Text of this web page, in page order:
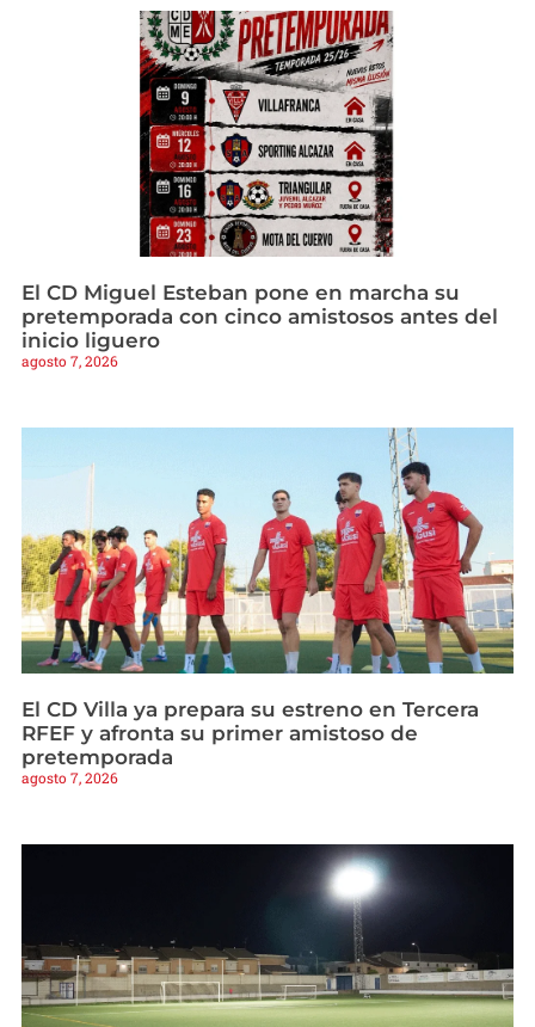
El CD Miguel Esteban pone en marcha su
pretemporada con cinco amistosos antes del
inicio liguero
agosto 7, 2026
El CD Villa ya prepara su estreno en Tercera
RFEF y afronta su primer amistoso de
pretemporada
agosto 7, 2026